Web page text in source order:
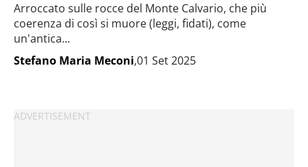
Arroccato sulle rocce del Monte Calvario, che più
coerenza di così si muore (leggi, fidati), come
un'antica...
Stefano Maria Meconi,01 Set 2025